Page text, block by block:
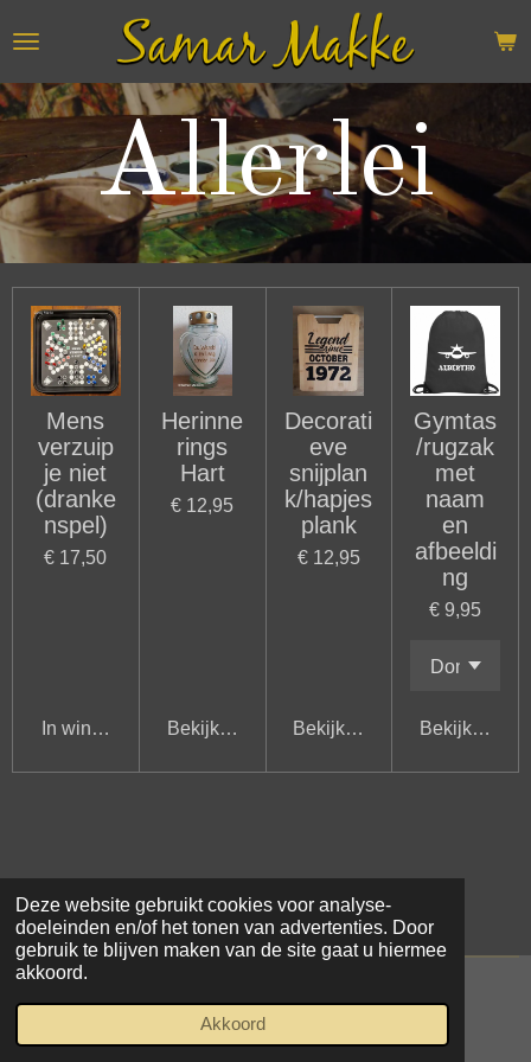
Deze website gebruikt cookies voor analyse-
doeleinden en/of het tonen van advertenties. Door
gebruik te blijven maken van de site gaat u hiermee
akkoord.
Akkoord
direct
naar
de
hoofdinhoudAllerlei
Mens
verzuip
je niet
(dranke
nspel)
€ 17,50
In winkelwagen
Herinne
rings
Hart
€ 12,95
Bekijk details
Decorati
eve
snijplan
k/hapjes
plank
€ 12,95
Bekijk details
Gymtas
/rugzak
met
naam
en
afbeeldi
ng
€ 9,95
Bekijk